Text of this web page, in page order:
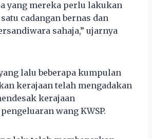
yang mereka perlu lakukan
cadangan bernas dan
sahaja,” ujarnya
lalu beberapa kumpulan
kerajaan telah mengadakan
kerajaan
wang KWSP.